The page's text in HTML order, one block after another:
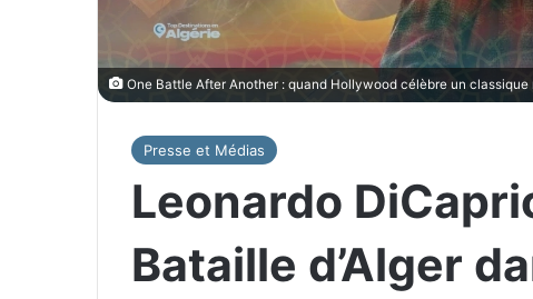
One Battle After Another : quand Hollywood célèbre un
Presse et Médias
Leonardo
Bataille d’Alger